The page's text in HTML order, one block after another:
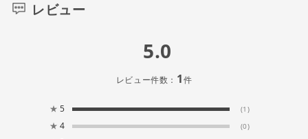
レビュー
5.0
レビュー件数： 1件
★ 5 (1)
★ 4 (0)